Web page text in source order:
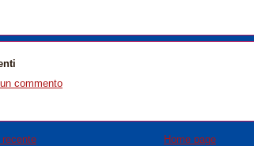
commento
Home page